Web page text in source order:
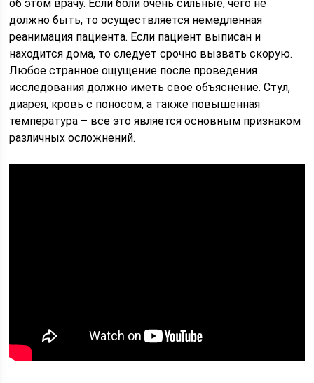
об этом врачу. Если боли очень сильные, чего не
должно быть, то осуществляется немедленная
реанимация пациента. Если пациент выписан и
находится дома, то следует срочно вызвать скорую.
Любое странное ощущение после проведения
исследования должно иметь свое объяснение. Стул,
диарея, кровь с поносом, а также повышенная
температура – все это является основным признаком
различных осложнений.